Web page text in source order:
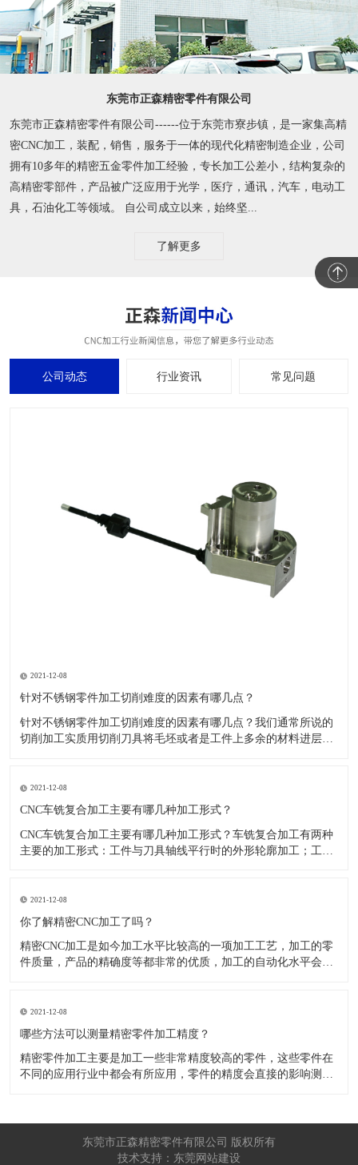
东莞市正森精密零件有限公司
东莞市正森精密零件有限公司------位于东莞市寮步镇，是一家集高精
密CNC加工，装配，销售，服务于一体的现代化精密制造企业，公司
拥有10多年的精密五金零件加工经验，专长加工公差小，结构复杂的
高精密零部件，产品被广泛应用于光学，医疗，通讯，汽车，电动工
具，石油化工等领域。 自公司成立以来，始终坚...
了解更多
公司动态 行业资讯 常见问题
2021-12-08
针对不锈钢零件加工切削难度的因素有哪几点？
针对不锈钢零件加工切削难度的因素有哪几点？我们通常所说的
切削加工实质用切削刀具将毛坯或者是工件上多余的材料进层进
其他的常规材料，比如铜材和铝合金，究其原因有以下几个关键
因素： 一
2021-12-08
CNC车铣复合加工主要有哪几种加工形式？
CNC车铣复合加工主要有哪几种加工形式？车铣复合加工有两种
主要的加工形式：工件与刀具轴线平行时的外形轮廓加工；工件
2021-12-08
​你了解精密CNC加工了吗？
精密CNC加工是如今加工水平比较高的一项加工工艺，加工的零
件质量，产品的精确度等都非常的优质，加工的自动化水平会比
自动化技术水平高，非常适合加工轮廊样子繁杂的曲线图，斜面
零
2021-12-08
​哪些方法可以测量精密零件加工精度？
精密零件加工主要是加工一些非常精度较高的零件，这些零件在
不同的应用行业中都会有所应用，零件的精度会直接的影响测量
工按量具量仪的读数值是否直接表示被测尺寸的数值，可分为测
东莞市正森精密零件有限公司 版权所有
技术支持：东莞网站建设